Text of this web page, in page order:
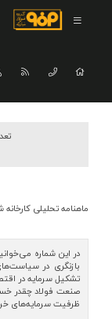
ماهنامه تحلیلی کارخانه
در این شماره
بازنگری در
تشکیل سرمایه در
صنعت فولاد چقدر
ظرفیت سرمایه‏‌های